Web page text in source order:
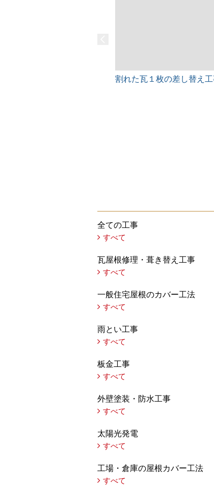
割れた瓦１枚の差し替え
全ての工事
すべて
瓦屋根修理・葺き替え工事
すべて
一般住宅屋根のカバー工法
すべて
雨とい工事
すべて
板金工事
すべて
外壁塗装・防水工事
すべて
太陽光発電
すべて
工場・倉庫の屋根カバー工法
すべて